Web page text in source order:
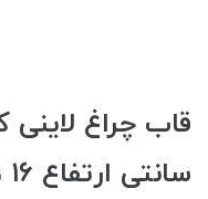
سانتی ارتفاع ۱۶ میل